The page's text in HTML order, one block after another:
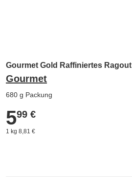
Gourmet Gold Raffiniertes Ragout
Gourmet
680 g Packung
5,99 €
599 €
1 kg 8,81 €